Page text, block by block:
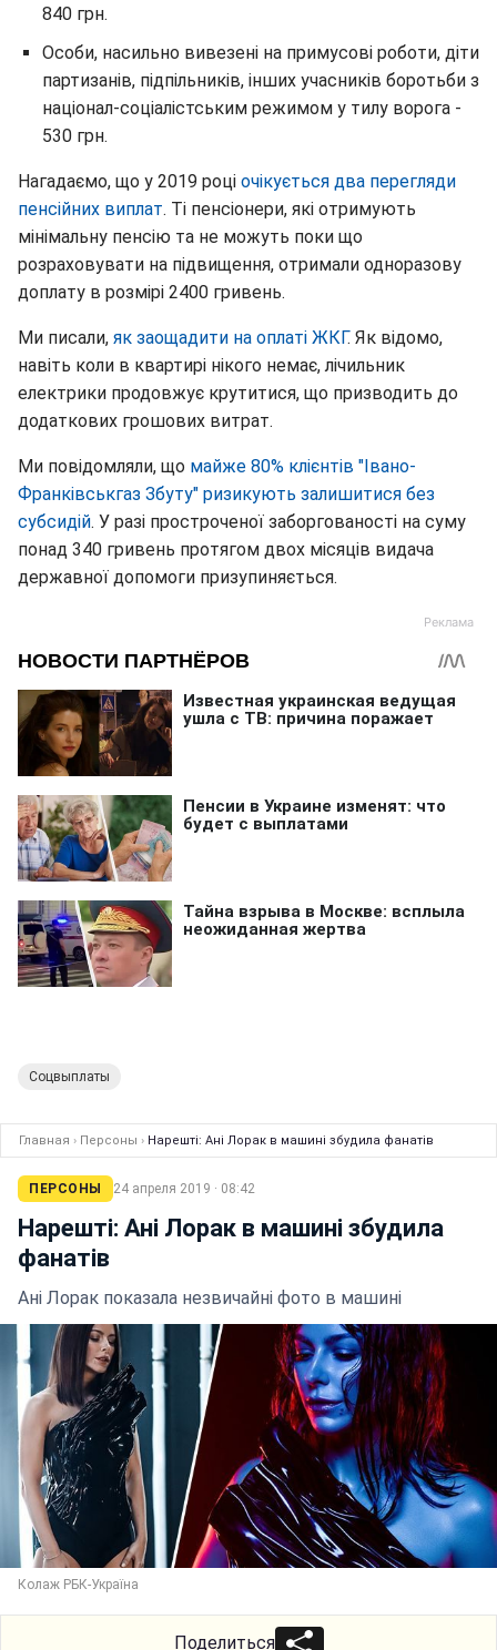
840 грн.
Особи, насильно вивезені на примусові роботи, діти
партизанів, підпільників, інших учасників боротьби з
націонал-соціалістським режимом у тилу ворога -
530 грн.
Нагадаємо, що у 2019 році очікується два перегляди
пенсійних виплат. Ті пенсіонери, які отримують
мінімальну пенсію та не можуть поки що
розраховувати на підвищення, отримали одноразову
доплату в розмірі 2400 гривень.
Ми писали, як заощадити на оплаті ЖКГ. Як відомо,
навіть коли в квартирі нікого немає, лічильник
електрики продовжує крутитися, що призводить до
додаткових грошових витрат.
Ми повідомляли, що майже 80% клієнтів "Івано-
Франківськгаз Збуту" ризикують залишитися без
субсидій. У разі простроченої заборгованості на суму
понад 340 гривень протягом двох місяців видача
державної допомоги призупиняється.
Соцвыплаты
Главная › Персоны › Нарешті: Ані Лорак в машині збудила фанатів
ПЕРСОНЫ 24 апреля 2019 · 08:42
Нарешті: Ані Лорак в машині збудила
фанатів
Ані Лорак показала незвичайні фото в машині
Колаж РБК-Україна
Поделиться